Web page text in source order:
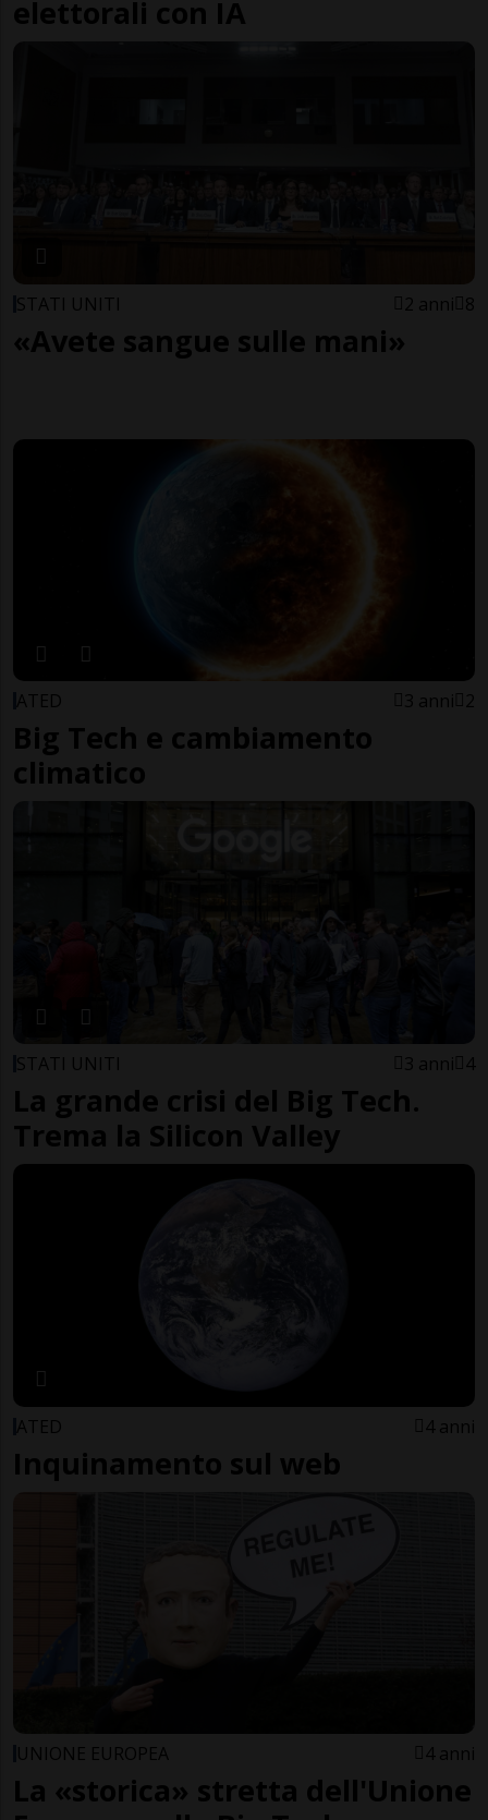
elettorali con IA
STATI UNITI 2 anni 8
«Avete sangue sulle mani»
ATED 3 anni 2
Big Tech e cambiamento
climatico
STATI UNITI 3 anni 4
La grande crisi del Big Tech.
Trema la Silicon Valley
ATED 4 anni
Inquinamento sul web
UNIONE EUROPEA 4 anni
La «storica» stretta dell'Unione